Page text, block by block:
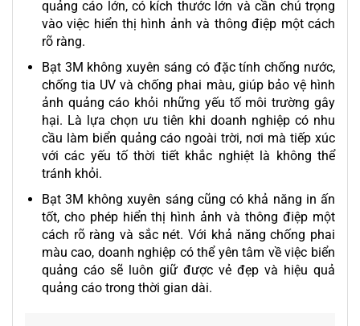
quảng cáo lớn, có kích thước lớn và cần chú trọng
vào việc hiển thị hình ảnh và thông điệp một cách
rõ ràng.
Bạt 3M không xuyên sáng có đặc tính chống nước,
chống tia UV và chống phai màu, giúp bảo vệ hình
ảnh quảng cáo khỏi những yếu tố môi trường gây
hại. Là lựa chọn ưu tiên khi doanh nghiệp có nhu
cầu làm biển quảng cáo ngoài trời, nơi mà tiếp xúc
với các yếu tố thời tiết khắc nghiệt là không thể
tránh khỏi.
Bạt 3M không xuyên sáng cũng có khả năng in ấn
tốt, cho phép hiển thị hình ảnh và thông điệp một
cách rõ ràng và sắc nét. Với khả năng chống phai
màu cao, doanh nghiệp có thể yên tâm về việc biển
quảng cáo sẽ luôn giữ được vẻ đẹp và hiệu quả
quảng cáo trong thời gian dài.